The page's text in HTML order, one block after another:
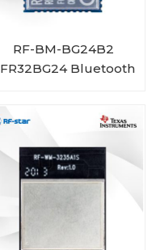
RF-BM-BG24B2
Bluetooth